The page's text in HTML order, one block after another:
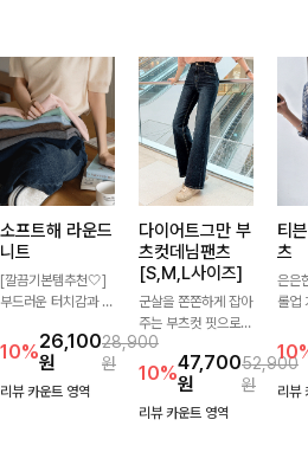
소프트해 라운드
니트
[깔끔기본템추천🤍]
부드러운 터치감과 군
로 매일 손이 가는 자
체제작 니트입니다.
자연스럽게 떨어지는
10%26,100
원
28,900
원
리뷰 카운트 영역
다이어트그만 부
츠컷데님팬츠
[S,M,L사이즈]
군살을 쫀쫀하게 잡아
주는 부츠컷 핏으로
다리 라인을 이쁘고
깔끔하게 만들어주고
진청 색감으로 더욱
슬림해보이는 효과를
10%47,700
원
52,900
원
리뷰 카운트 영역
티
츠
은은
롤업
를 연
요🌿
가벼
리뷰